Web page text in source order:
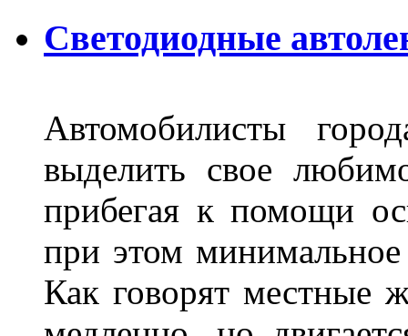
Светодиодные
Автомобилисты
выделить свое
прибегая к помощи
при этом минимальное
Как говорят местные